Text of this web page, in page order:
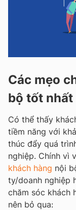
Các mẹo
bộ tốt nhất
Có thể thấy
tiềm năng với
thúc đẩy quá
nghiệp. Chính vì
khách hàng nội
ty/doanh nghiệp
chăm sóc khách
nên bỏ qua: